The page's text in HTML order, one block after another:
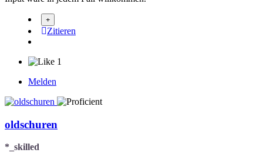
Zitieren
1
Melden
oldschuren
*_skilled